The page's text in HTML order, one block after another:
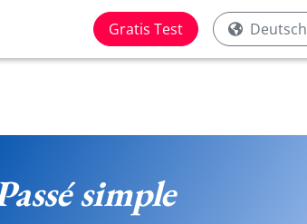
Gratis Test Deutsch
simple